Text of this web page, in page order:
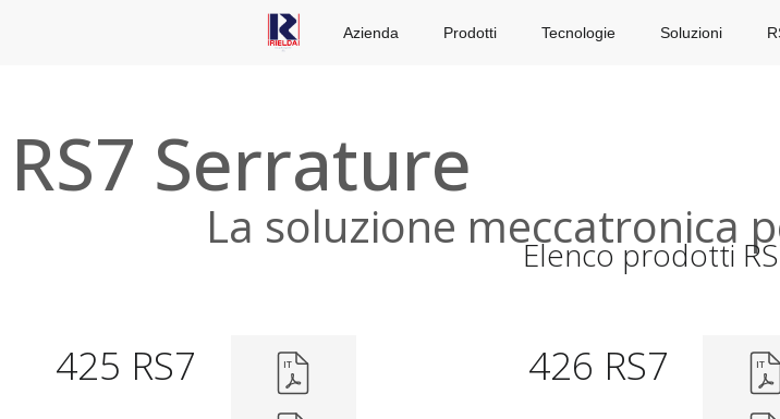
Azienda Prodotti Tecnologie Soluzioni
RS7 Serrature
La soluzione meccatronica
Elenco prodotti
425 RS7 IT 426 RS7 IT